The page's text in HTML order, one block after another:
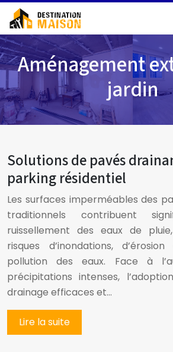
Aménagement
jardin
Solutions de pavés
parking résidentiel
Les surfaces imperméables des
traditionnels contribuent
ruissellement des eaux de
risques d’inondations,
pollution des eaux. Face à
précipitations intenses,
drainage efficaces et…
Lire la suite